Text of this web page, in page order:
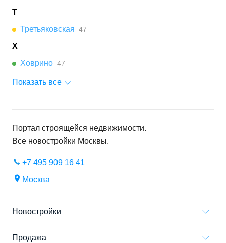
Т
Третьяковская 47
Х
Ховрино 47
Показать все
Портал строящейся недвижимости.
Все новостройки Москвы.
+7 495 909 16 41
Москва
Новостройки
Продажа